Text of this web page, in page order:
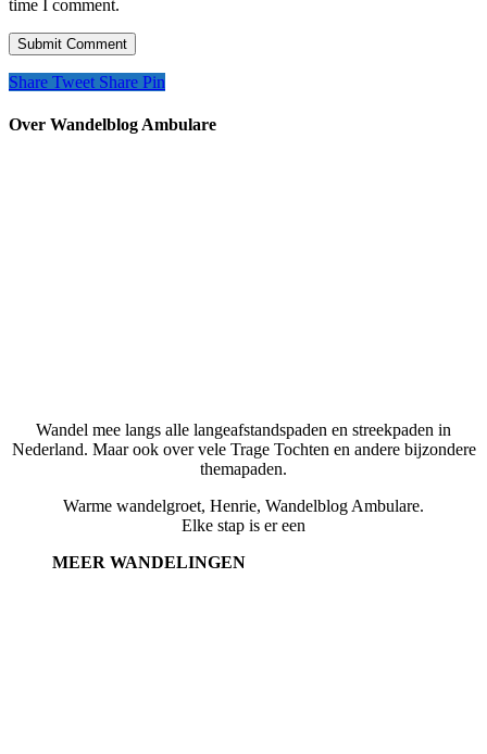
time I comment.
Share Tweet Share Pin
Over Wandelblog Ambulare
Wandel mee langs alle langeafstandspaden en streekpaden in
Nederland. Maar ook over vele Trage Tochten en andere bijzondere
themapaden.
Warme wandelgroet, Henrie, Wandelblog Ambulare.
Elke stap is er een
MEER WANDELINGEN